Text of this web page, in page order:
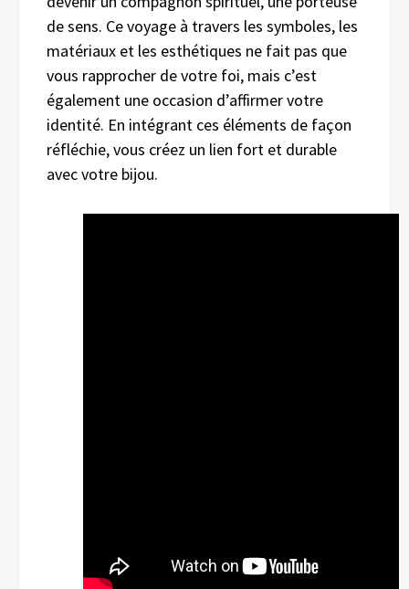
de sens. Ce voyage à travers les symboles, les
matériaux et les esthétiques ne fait pas que
vous rapprocher de votre foi, mais c’est
également une occasion d’affirmer votre
identité. En intégrant ces éléments de façon
réfléchie, vous créez un lien fort et durable
avec votre bijou.